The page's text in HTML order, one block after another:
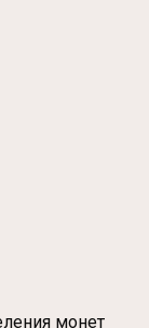
монет